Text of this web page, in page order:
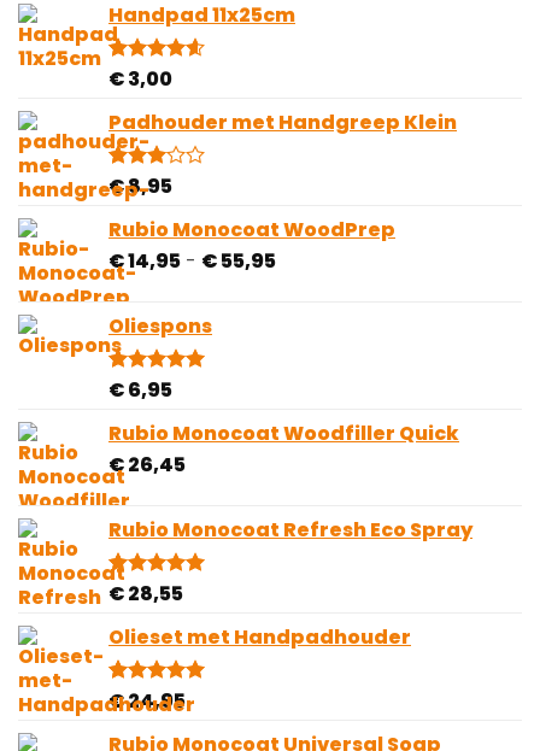
Handpad 11x25cm
Gewaardeerd
gebaseerd
op
5
klantbeoordelingen
€3,00
Padhouder met Handgreep Klein
Gewaardeerd
3.00
op 5
gebaseerd
op
1
klantbeoordeling
€8,95
Rubio Monocoat WoodPrep
€14,95 - €55,95Prijsklasse:
Oliespons
Gewaardeerd
gebaseerd
op
5
klantbeoordelingen
€6,95
Rubio Monocoat Woodfiller Quick
€26,45
Rubio Monocoat Refresh Eco Spray
Gewaardeerd
gebaseerd
op
4
klantbeoordelingen
€28,55
Olieset met Handpadhouder
Gewaardeerd
5.00 op 5
gebaseerd
4
€24,95
Rubio Monocoat Universal Soap